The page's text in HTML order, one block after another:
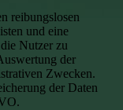
reibungslosen
und eine
Nutzer zu
der
Zwecken.
der Daten